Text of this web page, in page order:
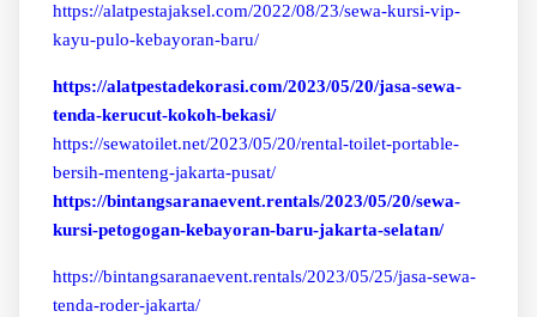
https://alatpestajaksel.com/2022/08/23/sewa-kursi-vip-
kayu-pulo-kebayoran-baru/
https://alatpestadekorasi.com/2023/05/20/jasa-sewa-
tenda-kerucut-kokoh-bekasi/
https://sewatoilet.net/2023/05/20/rental-toilet-portable-
bersih-menteng-jakarta-pusat/
https://bintangsaranaevent.rentals/2023/05/20/sewa-
kursi-petogogan-kebayoran-baru-jakarta-selatan/
https://bintangsaranaevent.rentals/2023/05/25/jasa-sewa-
tenda-roder-jakarta/